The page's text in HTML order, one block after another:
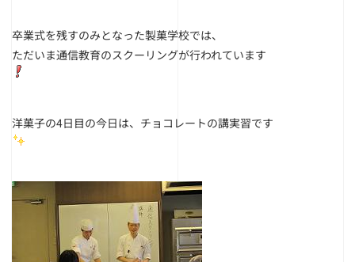
卒業式を残すのみとなった製菓学校では、
ただいま通信教育のスクーリングが行われています
洋菓子の4日目の今日は、チョコレートの講実習です